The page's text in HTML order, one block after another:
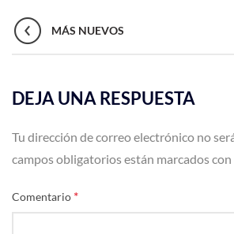
MÁS NUEVOS
DEJA UNA RESPUESTA
Tu dirección de correo electrónico no
campos obligatorios están marcados con
Comentario *